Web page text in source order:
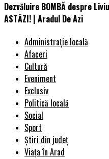
Dezvăluire BOMBĂ despre
ASTĂZI! | Aradul De Azi
Administrație locală
Afaceri
Cultură
Eveniment
Exclusiv
Politică locală
Social
Sport
Știri din județ
Viața în Arad